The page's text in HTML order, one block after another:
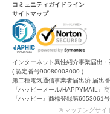
コミュニティガイドライン
サイトマップ
インターネット異性紹介事業届出
( 認定番号90080003000 )
第二種電気通信事業者届出済 届出
『ハッピーメール/HAPPYMAIL』
『ハッピー』商標登録第6953061号
© マッチングサイ